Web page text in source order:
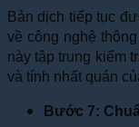
Bản dịch tiếp tục
về công nghệ
này tập trung kiểm
và tính nhất quán
Bước 7: